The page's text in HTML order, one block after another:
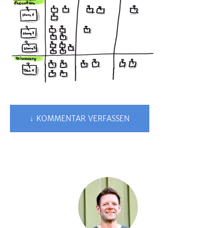
↓ KOMMENTAR VERFASSEN